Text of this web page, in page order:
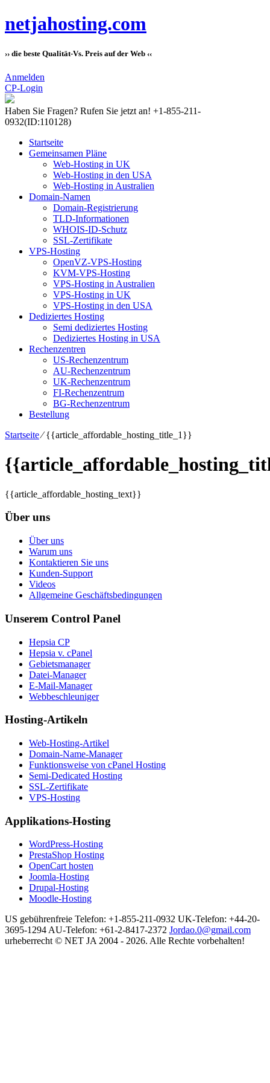
netjahosting.com
›› die beste Qualität-Vs. Preis auf der Web ‹‹
Anmelden
CP-Login
Haben Sie Fragen? Rufen Sie jetzt an! +1-855-211-
0932(ID:110128)
Startseite
Gemeinsamen Pläne
Web-Hosting in UK
Web-Hosting in den USA
Web-Hosting in Australien
Domain-Namen
Domain-Registrierung
TLD-Informationen
WHOIS-ID-Schutz
SSL-Zertifikate
VPS-Hosting
OpenVZ-VPS-Hosting
KVM-VPS-Hosting
VPS-Hosting in Australien
VPS-Hosting in UK
VPS-Hosting in den USA
Dediziertes Hosting
Semi dediziertes Hosting
Dediziertes Hosting in USA
Rechenzentren
US-Rechenzentrum
AU-Rechenzentrum
UK-Rechenzentrum
FI-Rechenzentrum
BG-Rechenzentrum
Bestellung
Startseite⁄{{article_affordable_hosting_title_1}}
{{article_affordable_hosting_text}}
Über uns
Über uns
Warum uns
Kontaktieren Sie uns
Kunden-Support
Videos
Allgemeine Geschäftsbedingungen
Unserem Control Panel
Hepsia CP
Hepsia v. cPanel
Gebietsmanager
Datei-Manager
E-Mail-Manager
Webbeschleuniger
Hosting-Artikeln
Web-Hosting-Artikel
Domain-Name-Manager
Funktionsweise von cPanel Hosting
Semi-Dedicated Hosting
SSL-Zertifikate
VPS-Hosting
Applikations-Hosting
WordPress-Hosting
PrestaShop Hosting
OpenCart hosten
Joomla-Hosting
Drupal-Hosting
Moodle-Hosting
US gebührenfreie Telefon: +1-855-211-0932 UK-Telefon: +44-20-
3695-1294AU-Telefon: +61-2-8417-2372 Jordao.0@gmail.com
urheberrecht © NET JA 2004 - 2026. Alle Rechte vorbehalten!